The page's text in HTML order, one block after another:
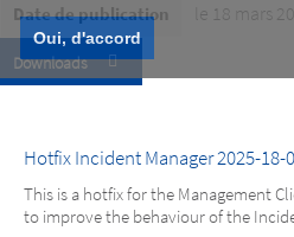
Oui, d'accord
Date de publication le 18 mars
Downloads
Hotfix Incident Manager 2025-18-
This is a hotfix for the Management
to improve the behaviour of the